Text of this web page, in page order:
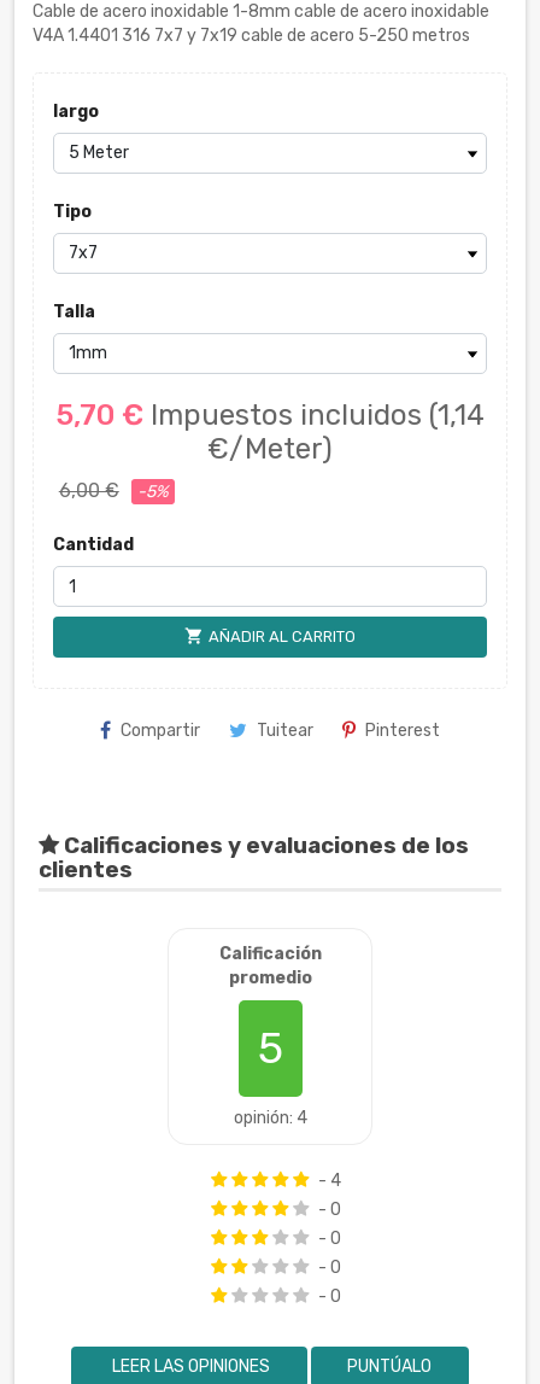
Cable de acero inoxidable 1-8mm cable de acero inoxidable
V4A 1.4401 316 7x7 y 7x19 cable de acero 5-250 metros
largo
Tipo
Talla
5,70 € Impuestos incluidos (1,14
€/Meter)
6,00 € -5%
Cantidad
shopping_cart AÑADIR AL CARRITO
Compartir Tuitear Pinterest
Calificaciones y evaluaciones de los
clientes
Calificación
promedio
5
opinión: 4
- 4
- 0
- 0
- 0
- 0
LEER LAS OPINIONES PUNTÚALO